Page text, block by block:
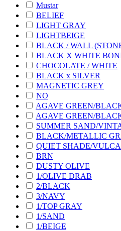
Mustar
BELIEF
LIGHT GRAY
LIGHTBEIGE
BLACK / WALL
BLACK X WHITE
CHOCOLATE / WHITE
BLACK x SILVER
MAGNETIC GREY
NO
AGAVE GREEN/
AGAVE GREEN/
SUMMER SAND/
BLACK/METALLIC
QUIET SHADE/
BRN
DUSTY OLIVE
1/OLIVE DRAB
2/BLACK
3/NAVY
1/TOP GRAY
1/SAND
1/BEIGE